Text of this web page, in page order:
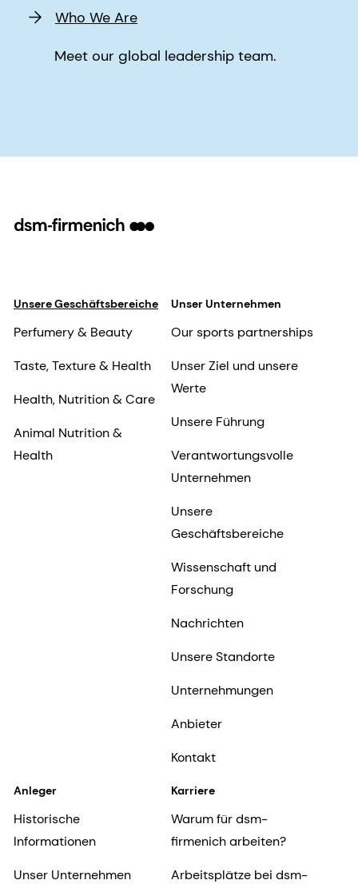
Who We Are
Meet our global leadership team.
Unsere Geschäftsbereiche
Perfumery & Beauty
Taste, Texture & Health
Health, Nutrition & Care
Animal Nutrition &
Health
Unser Unternehmen
Our sports partnerships
Unser Ziel und unsere
Werte
Unsere Führung
Verantwortungsvolle
Unternehmen
Unsere
Geschäftsbereiche
Wissenschaft und
Forschung
Nachrichten
Unsere Standorte
Unternehmungen
Anbieter
Kontakt
Anleger
Historische
Informationen
Unser Unternehmen
Karriere
Warum für dsm-
firmenich arbeiten?
Arbeitsplätze bei dsm-